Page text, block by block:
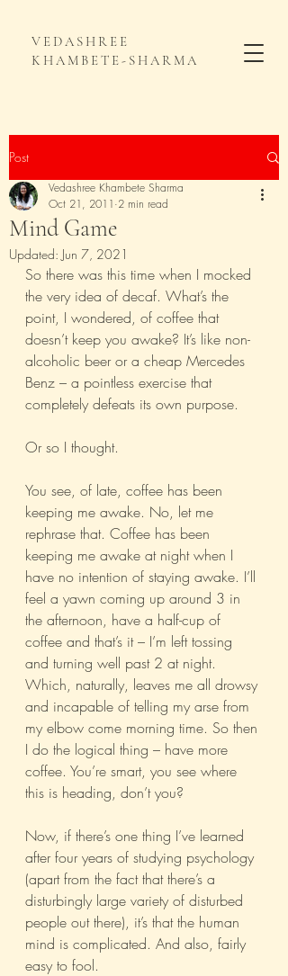
VEDASHREE
KHAMBETE-SHARMA
Post
Mind Game
Vedashree Khambete Sharma
Oct 21, 2011 2 min read
Updated: Jun 7, 2021
So there was this time when I mocked
the very idea of decaf. What’s the
point, I wondered, of coffee that
doesn’t keep you awake? It’s like non-
alcoholic beer or a cheap Mercedes
Benz – a pointless exercise that
completely defeats its own purpose.
Or so I thought.
You see, of late, coffee has been
keeping me awake. No, let me
rephrase that. Coffee has been
keeping me awake at night when I
have no intention of staying awake. I’ll
feel a yawn coming up around 3 in
the afternoon, have a half-cup of
coffee and that’s it – I’m left tossing
and turning well past 2 at night.
Which, naturally, leaves me all drowsy
and incapable of telling my arse from
my elbow come morning time. So then
I do the logical thing – have more
coffee. You’re smart, you see where
this is heading, don’t you?
Now, if there’s one thing I’ve learned
after four years of studying psychology
(apart from the fact that there’s a
disturbingly large variety of disturbed
people out there), it’s that the human
mind is complicated. And also, fairly
easy to fool.